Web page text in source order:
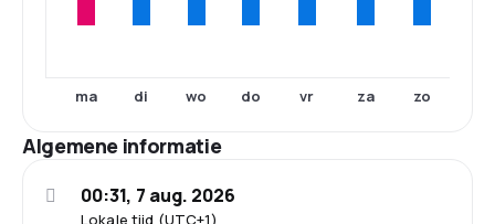
ma di wo do vr za zo
Algemene informatie
Lokale tijd (UTC+1)
00:31, 7 aug. 2026